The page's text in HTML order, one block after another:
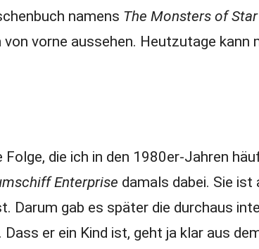
namens The Monsters of
vorne aussehen. Heutzutage kann
die ich in den 1980er-Jahren
Enterprise damals dabei. Sie
Darum gab es später die durchaus
er ein Kind ist, geht ja klar aus